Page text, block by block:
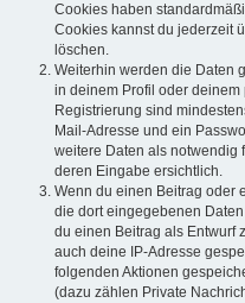
Cookies haben
Cookies kannst du jederzeit
löschen.
Weiterhin werden die Daten
in deinem Profil oder
Registrierung sind
Mail-Adresse und ein
weitere Daten als notwendig
deren Eingabe ersichtlich.
Wenn du einen Beitrag oder
die dort eingegebenen
du einen Beitrag als Entwurf
auch deine IP-Adresse
folgenden Aktionen
(dazu zählen Private